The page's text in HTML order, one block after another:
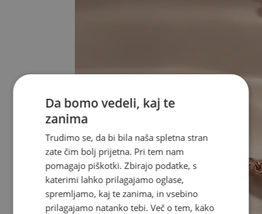
Da bomo vedeli, kaj te
zanima
Trudimo se, da bi bila naša spletna stran
zate čim bolj prijetna. Pri tem nam
pomagajo piškotki. Zbirajo podatke, s
katerimi lahko prilagajamo oglase,
spremljamo, kaj te zanima, in vsebino
prilagajamo natanko tebi. Več o tem, kako